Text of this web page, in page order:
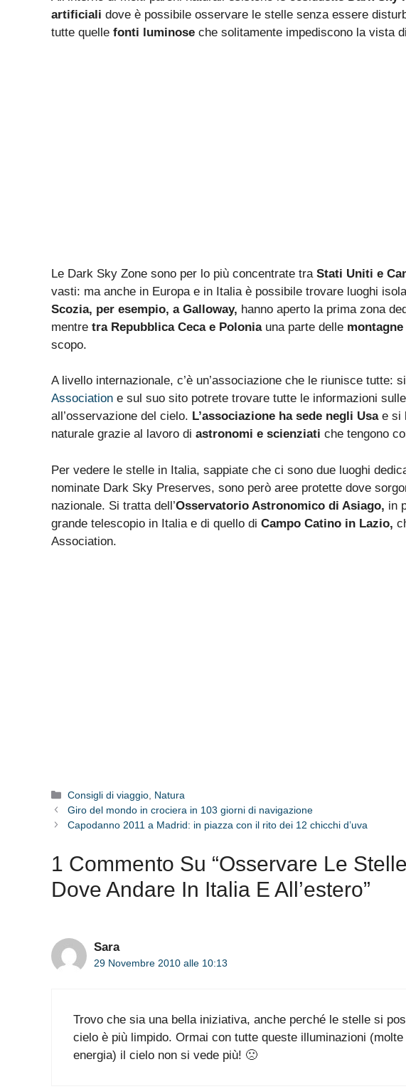
artificiali dove è possibile osservare le stelle senza essere
tutte quelle fonti luminose che solitamente impediscono la vista
Le Dark Sky Zone sono per lo più concentrate tra Stati Uniti e
vasti: ma anche in Europa e in Italia è possibile trovare luoghi
Scozia, per esempio, a Galloway, hanno aperto la prima zona
mentre tra Repubblica Ceca e Polonia una parte delle
scopo.
A livello internazionale, c’è un’associazione che le riunisce tutte:
Association e sul suo sito potrete trovare tutte le informazioni
all’osservazione del cielo. L’associazione ha sede negli Usae si
naturale grazie al lavoro di astronomi e scienziati che tengono
Per vedere le stelle in Italia, sappiate che ci sono due luoghi
nominate Dark Sky Preserves, sono però aree protette dove
nazionale. Si tratta dell’Osservatorio Astronomico di Asiago, in
grande telescopio in Italia e di quello di Campo Catino in Lazio,
Association.
Categorie
Consigli di viaggio Natura
Giro del mondo in crociera in 103 giorni di navigazione
Capodanno 2011 a Madrid: in piazza con il rito dei 12 chicchi d’uva
1 Commento Su “Osservare Le
Dove Andare In Italia E All’estero”
Sara
29 Novembre 2010 alle 10:13
Trovo che sia una bella iniziativa, anche perché le stelle si
cielo è più limpido. Ormai con tutte queste illuminazioni
energia) il cielo non si vede più! 🙁